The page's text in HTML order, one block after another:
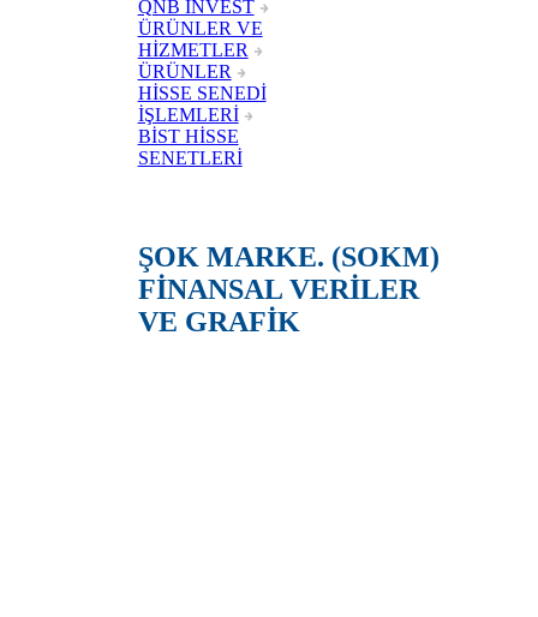
QNB INVEST
ÜRÜNLER VE
HİZMETLER
ÜRÜNLER
HİSSE SENEDİ
İŞLEMLERİ
BİST HİSSE
SENETLERİ
ŞOK MARKE. (SOKM)
FİNANSAL VERİLER
VE GRAFİK